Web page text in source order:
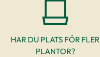
HAR DU PLATS FÖR FLER
PLANTOR?